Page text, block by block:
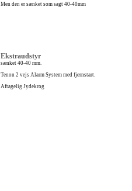
Men den er sænket som sagt 40-40mm
Ekstraudstyr
sænket 40-40 mm.
Tenon 2 vejs Alarm System med fjernstart.
Aftagelig Jydekrog